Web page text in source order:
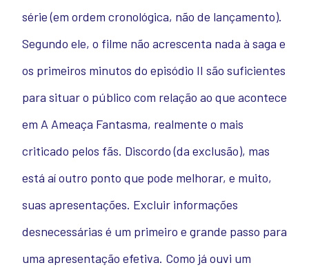
série (em ordem cronológica, não de lançamento).
Segundo ele, o filme não acrescenta nada à saga e
os primeiros minutos do episódio II são suficientes
para situar o público com relação ao que acontece
em A Ameaça Fantasma, realmente o mais
criticado pelos fãs. Discordo (da exclusão), mas
está aí outro ponto que pode melhorar, e muito,
suas apresentações. Excluir informações
desnecessárias é um primeiro e grande passo para
uma apresentação efetiva. Como já ouvi um